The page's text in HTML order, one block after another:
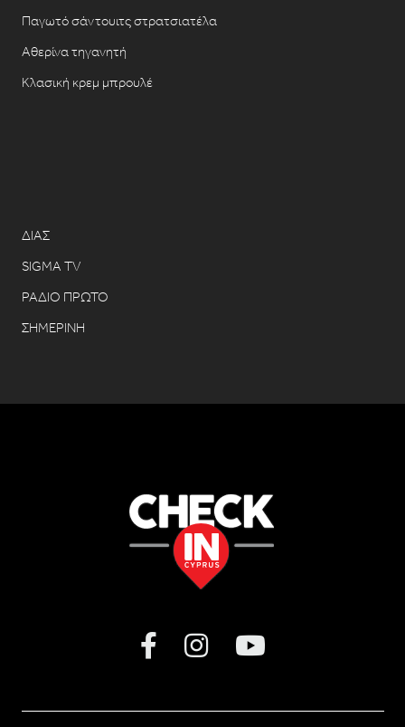
Παγωτό σάντουιτς στρατσιατέλα
Αθερίνα τηγανητή
Κλασική κρεμ μπρουλέ
ΔΙΑΣ
SIGMA TV
ΡΑΔΙΟ ΠΡΩΤΟ
ΣΗΜΕΡΙΝΗ